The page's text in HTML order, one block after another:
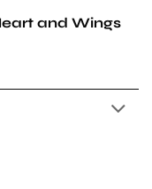
and Wings